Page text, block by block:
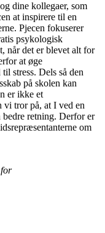
dine kollegaer, som
at inspirere til en
Pjecen fokuserer
psykologisk
når det er blevet alt for
at øge
stress. Dels så den
på skolen kan
er ikke et
tror på, at I ved en
retning. Derfor er
om